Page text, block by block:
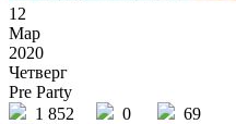
12
Мар
2020
Четверг
Pre Party
1 852
0 69